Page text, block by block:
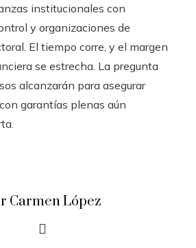
institucionales con
y organizaciones de
El tiempo corre, y el margen
se estrecha. La pregunta
alcanzarán para asegurar
garantías plenas aún
Carmen López